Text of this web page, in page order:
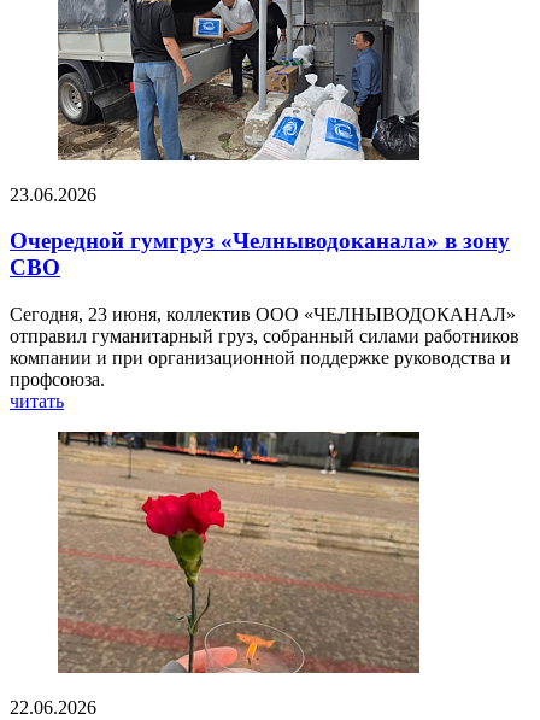
23.06.2026
Очередной гумгруз «Челныводоканала» в зону
СВО
Сегодня, 23 июня, коллектив ООО «ЧЕЛНЫВОДОКАНАЛ»
отправил гуманитарный груз, собранный силами работников
компании и при организационной поддержке руководства и
профсоюза.
читать
22.06.2026